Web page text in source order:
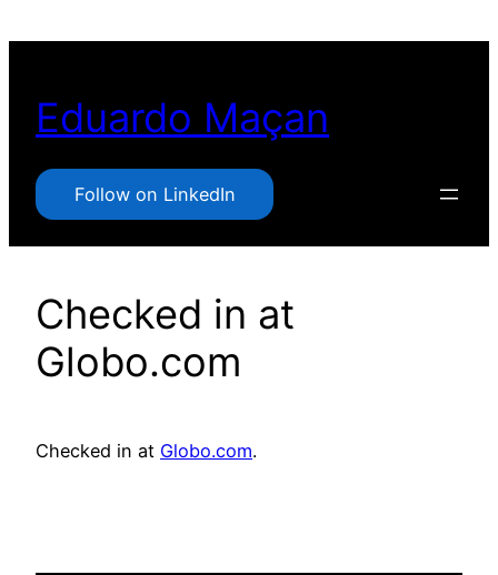
conteúdo
Eduardo Maçan
Follow on LinkedIn
Checked in at
Globo.com
Checked in at Globo.com.